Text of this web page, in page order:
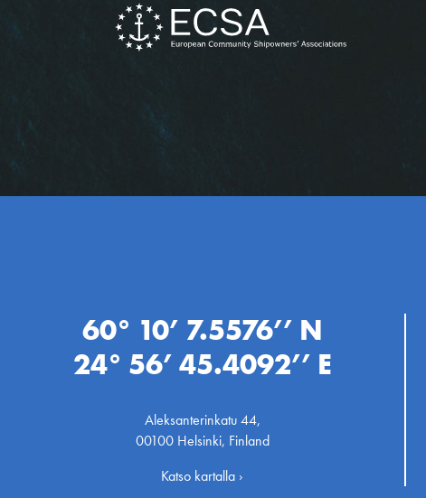
60° 10’ 7.5576’’ N
24° 56’ 45.4092’’ E
Aleksanterinkatu 44,
00100 Helsinki, Finland
Katso kartalla ›